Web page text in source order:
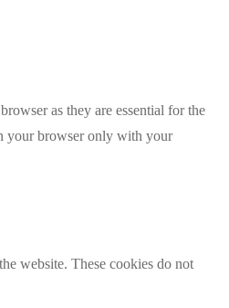
as they are essential for the
your browser only with your
website. These cookies do not